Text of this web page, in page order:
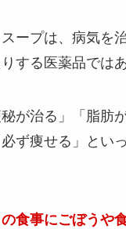
ープは、病気を
する医薬品では
が治る」「脂肪
ず痩せる」とい
食事にごぼうや